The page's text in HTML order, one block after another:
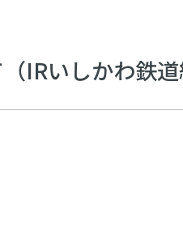
IRいしかわ鉄道